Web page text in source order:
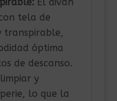
tela de
transpirable,
óptima
de descanso.
y
lo que la